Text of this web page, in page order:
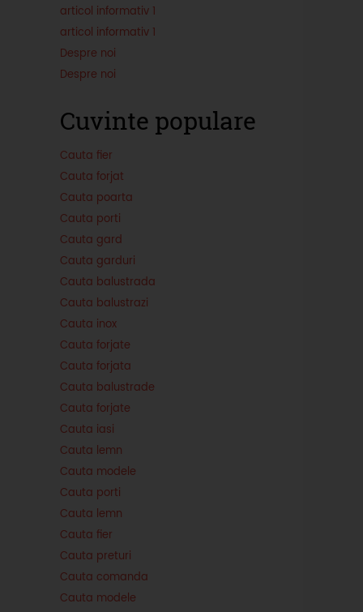
articol informativ 1
articol informativ 1
Despre noi
Despre noi
Cuvinte populare
Cauta fier
Cauta forjat
Cauta poarta
Cauta porti
Cauta gard
Cauta garduri
Cauta balustrada
Cauta balustrazi
Cauta inox
Cauta forjate
Cauta forjata
Cauta balustrade
Cauta forjate
Cauta iasi
Cauta lemn
Cauta modele
Cauta porti
Cauta lemn
Cauta fier
Cauta preturi
Cauta comanda
Cauta modele